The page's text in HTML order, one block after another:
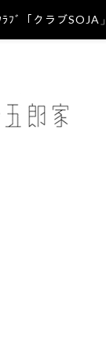
ﾗﾌﾞ「クラブSOJA」